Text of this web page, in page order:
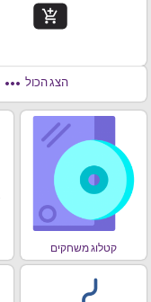
add_shopping_cart
הצג הכול more_horiz
קטלוג משחקים